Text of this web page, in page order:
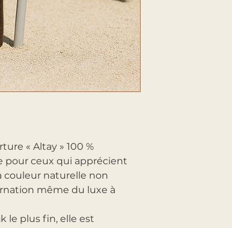
« Altay » 100 %
pour ceux qui apprécient
couleur naturelle non
même du luxe à
le plus fin, elle est